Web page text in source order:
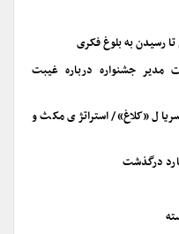
رسیدن به بلوغ فکری
۲۰۲۶؛ توضیحات مدیر جشنواره درباره غیبت
«کلاغ»/ استراتژی مکث و
درگذشت